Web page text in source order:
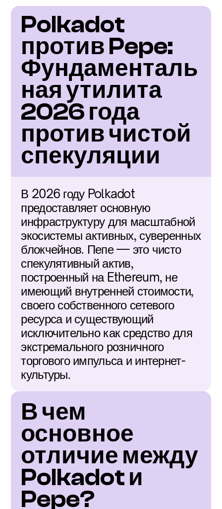
Polkadot
против Pepe:
Фундаменталь
ная утилита
2026 года
против чистой
спекуляции
В 2026 году Polkadot
предоставляет основную
инфраструктуру для масштабной
экосистемы активных, суверенных
блокчейнов. Пепе — это чисто
спекулятивный актив,
построенный на Ethereum, не
имеющий внутренней стоимости,
своего собственного сетевого
ресурса и существующий
исключительно как средство для
экстремального розничного
торгового импульса и интернет-
культуры.
В чем
основное
отличие между
Polkadot и
Pepe?